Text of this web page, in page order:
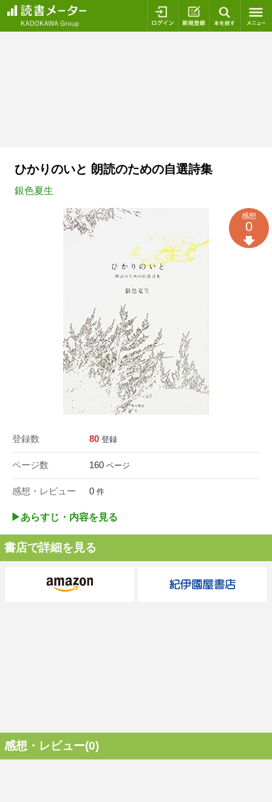
ログイン 新規登録
ひかりのいと 朗読のための自選詩集
銀色夏生
登録数 80 登録
ページ数 160 ページ
感想・レビュー 0 件
感想
0
▶︎あらすじ・内容を見る
書店で詳細を見る
感想・レビュー(0)